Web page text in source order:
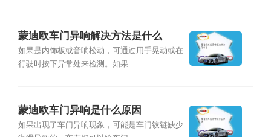
蒙迪欧车门异响解决方法是什么
如果是内饰板或音响松动，可通过用手晃动或在
行驶时按下异常处来检测。如果...
蒙迪欧车门异响是什么原因
如果出现了车门异响现象，可能是车门铰链缺少